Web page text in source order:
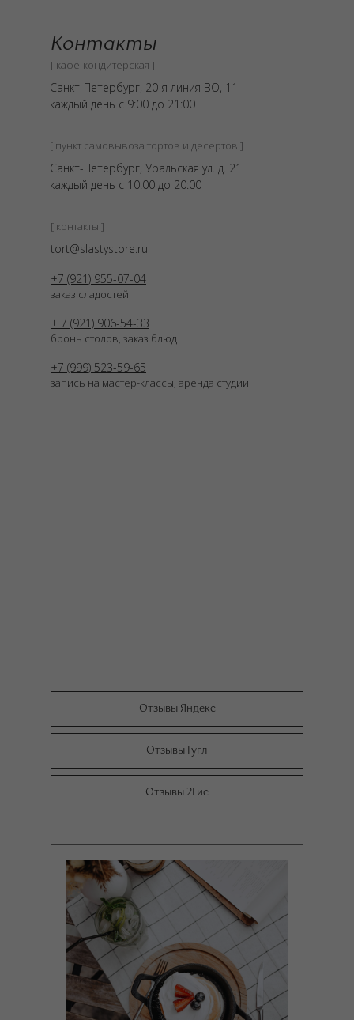
Контакты
[ контакты ]
tort@slastystore.ru
+7 (921) 955-07-04
заказ сладостей
+ 7 (921) 906-54-33
бронь столов, заказ блюд
+7 (999) 523-59-65
запись на мастер-классы, аренда студии
[ пункт самовывоза тортов и десертов ]
Санкт-Петербург, Уральская ул. д. 21
каждый день c 10:00 до 20:00
Отзывы Яндекс
Отзывы Гугл
Отзывы 2Гис
[ кафе-кондитерская ]
Санкт-Петербург, 20-я линия ВО, 11
каждый день с 9:00 до 21:00